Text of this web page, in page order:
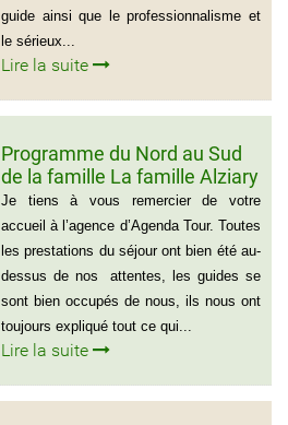
guide ainsi que le professionnalisme et
le sérieux...
Lire la suite
Programme du Nord au Sud
de la famille La famille Alziary
(Voyage Vietnam Nord au
Sud)
Je tiens à vous remercier de votre
accueil à l’agence d’Agenda Tour. Toutes
les prestations du séjour ont bien été au-
dessus de nos attentes, les guides se
sont bien occupés de nous, ils nous ont
toujours expliqué tout ce qui...
Lire la suite